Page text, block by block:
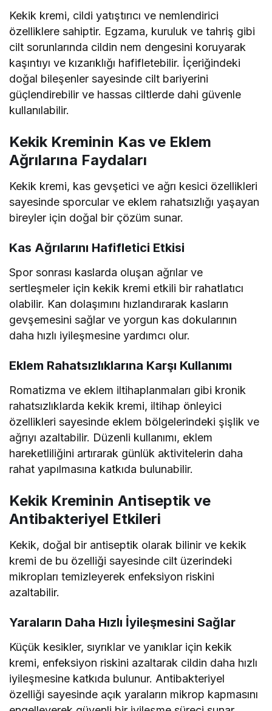
Kekik kremi, cildi yatıştırıcı ve nemlendirici
özelliklere sahiptir. Egzama, kuruluk ve tahriş gibi
cilt sorunlarında cildin nem dengesini koruyarak
kaşıntıyı ve kızarıklığı hafifletebilir. İçeriğindeki
doğal bileşenler sayesinde cilt bariyerini
güçlendirebilir ve hassas ciltlerde dahi güvenle
kullanılabilir.
Kekik Kreminin Kas ve Eklem
Ağrılarına Faydaları
Kekik kremi, kas gevşetici ve ağrı kesici özellikleri
sayesinde sporcular ve eklem rahatsızlığı yaşayan
bireyler için doğal bir çözüm sunar.
Kas Ağrılarını Hafifletici Etkisi
Spor sonrası kaslarda oluşan ağrılar ve
sertleşmeler için kekik kremi etkili bir rahatlatıcı
olabilir. Kan dolaşımını hızlandırarak kasların
gevşemesini sağlar ve yorgun kas dokularının
daha hızlı iyileşmesine yardımcı olur.
Eklem Rahatsızlıklarına Karşı Kullanımı
Romatizma ve eklem iltihaplanmaları gibi kronik
rahatsızlıklarda kekik kremi, iltihap önleyici
özellikleri sayesinde eklem bölgelerindeki şişlik ve
ağrıyı azaltabilir. Düzenli kullanımı, eklem
hareketliliğini artırarak günlük aktivitelerin daha
rahat yapılmasına katkıda bulunabilir.
Kekik Kreminin Antiseptik ve
Antibakteriyel Etkileri
Kekik, doğal bir antiseptik olarak bilinir ve kekik
kremi de bu özelliği sayesinde cilt üzerindeki
mikropları temizleyerek enfeksiyon riskini
azaltabilir.
Yaraların Daha Hızlı İyileşmesini Sağlar
Küçük kesikler, sıyrıklar ve yanıklar için kekik
kremi, enfeksiyon riskini azaltarak cildin daha hızlı
iyileşmesine katkıda bulunur. Antibakteriyel
özelliği sayesinde açık yaraların mikrop kapmasını